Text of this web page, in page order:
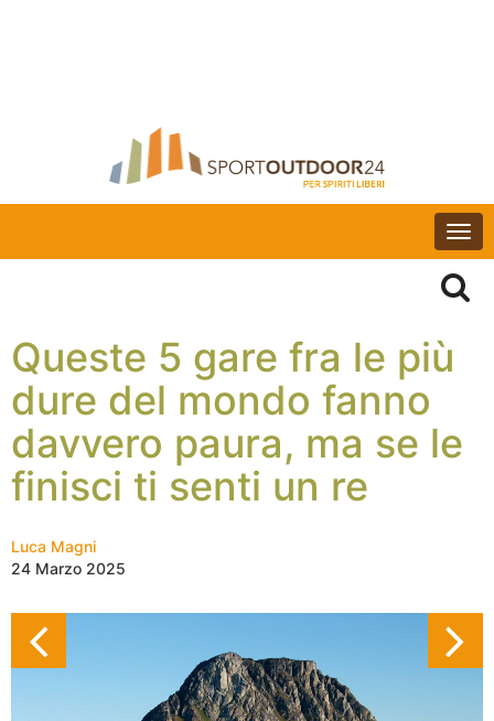
Queste 5 gare fra le più
dure del mondo fanno
davvero paura, ma se le
finisci ti senti un re
Luca Magni
24 Marzo 2025